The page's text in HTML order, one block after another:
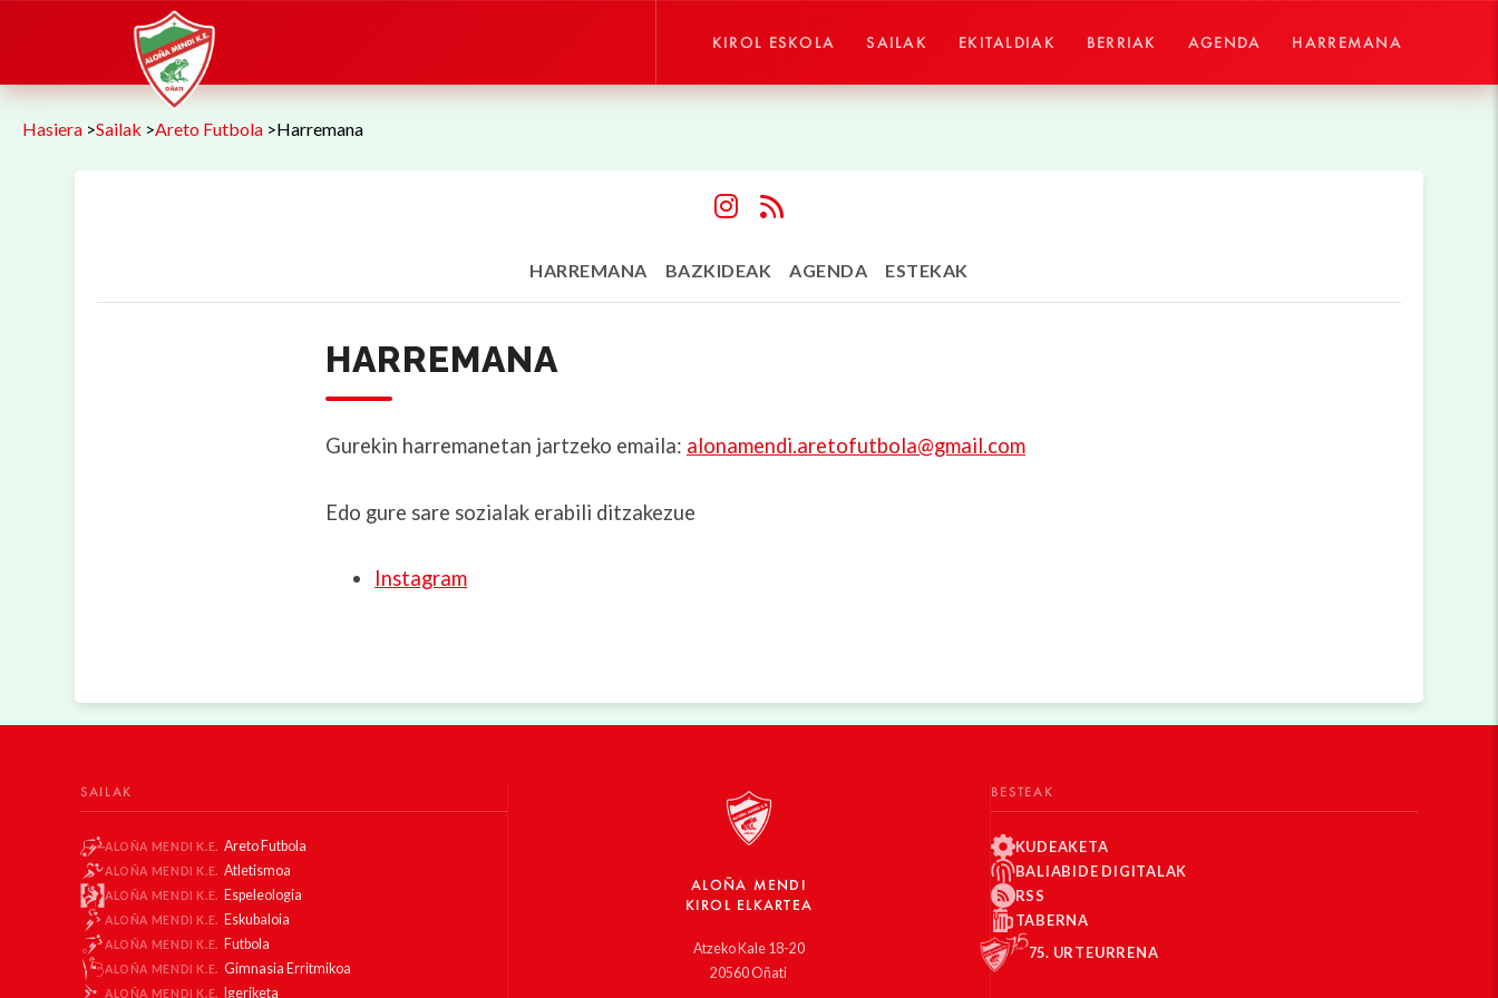
KIROL ESKOLA SAILAK EKITALDIAK BERRIAK AGENDA HARREMANA
Hasiera >Sailak >Areto Futbola >Harremana
HARREMANA BAZKIDEAK AGENDA ESTEKAK
HARREMANA
Gurekin harremanetan jartzeko emaila: alonamendi.aretofutbola@gmail.com
Edo gure sare sozialak erabili ditzakezue
Instagram
SAILAK
ALOÑA MENDI K.E. Areto Futbola
ALOÑA MENDI K.E. Atletismoa
ALOÑA MENDI K.E. Espeleologia
ALOÑA MENDI K.E. Eskubaloia
ALOÑA MENDI K.E. Futbola
ALOÑA MENDI K.E. Gimnasia Erritmikoa
ALOÑA MENDI K.E. Igeriketa
ALOÑA MENDI
KIROL ELKARTEA
Atzeko Kale 18-20
20560 Oñati
BESTEAK
KUDEAKETA
BALIABIDE DIGITALAK
RSS
TABERNA
75. URTEURRENA